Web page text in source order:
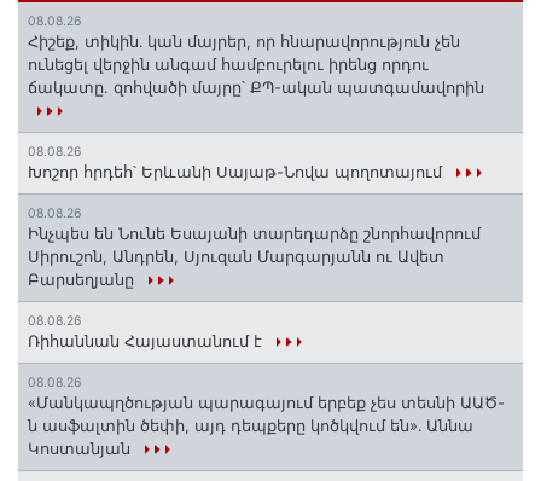
08.08.26
Հիշեք, տիկին․ կան մայրեր, որ հնարավորություն չեն
ունեցել վերջին անգամ համբուրելու իրենց որդու
ճակատը. զոհվածի մայրը՝ ՔՊ-ական պատգամավորին
08.08.26
Խոշոր հրդեհ՝ Երևանի Սայաթ-Նովա պողոտայում
08.08.26
Ինչպես են Նունե Եսայանի տարեդարձը շնորհավորում
Սիրուշոն, Անդրեն, Սյուզան Մարգարյանն ու Ավետ
Բարսեղյանը
08.08.26
Ռիհաննան Հայաստանում է
08.08.26
«Մանկապղծության պարագայում երբեք չես տեսնի ԱԱԾ-
ն ասֆալտին ծեփի, այդ դեպքերը կոծկվում են»․ Աննա
Կոստանյան